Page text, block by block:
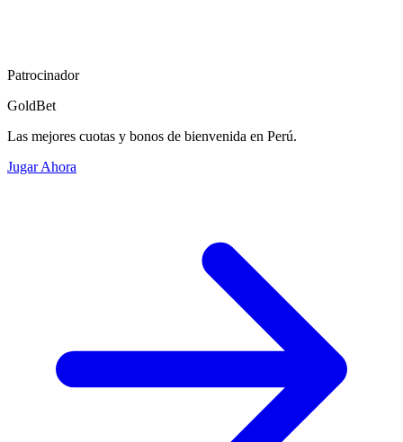
Patrocinador
GoldBet
Las mejores cuotas y bonos de bienvenida en Perú.
Jugar Ahora